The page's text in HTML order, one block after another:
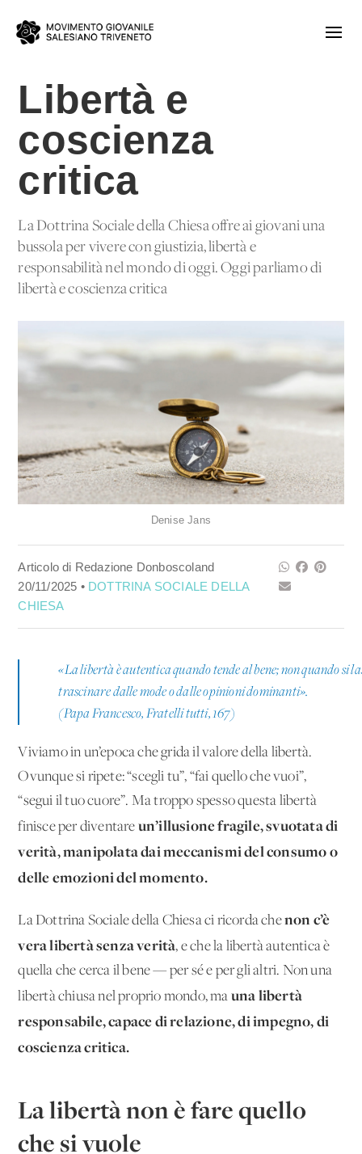
Libertà e
coscienza
critica
La Dottrina Sociale della Chiesa offre ai giovani una
bussola per vivere con giustizia, libertà e
responsabilità nel mondo di oggi. Oggi parliamo di
libertà e coscienza critica
Denise Jans
Articolo di Redazione Donboscoland
20/11/2025 • DOTTRINA SOCIALE DELLA
CHIESA
«La libertà è autentica quando tende al bene; non quando si
trascinare dalle mode o dalle opinioni dominanti».
(Papa Francesco, Fratelli tutti, 167)
Viviamo in un’epoca che grida il valore della libertà.
Ovunque si ripete: “scegli tu”, “fai quello che vuoi”,
“segui il tuo cuore”. Ma troppo spesso questa libertà
finisce per diventare un’illusione fragile, svuotata di
verità, manipolata dai meccanismi del consumo o
delle emozioni del momento.
La Dottrina Sociale della Chiesa ci ricorda chenon c’è
vera libertà senza verità, e che la libertà autentica è
quella che cerca il bene — per sé e per gli altri. Non una
libertà chiusa nel proprio mondo, ma una libertà
responsabile, capace di relazione, di impegno, di
coscienza critica.
La libertà non è fare quello
che si vuole